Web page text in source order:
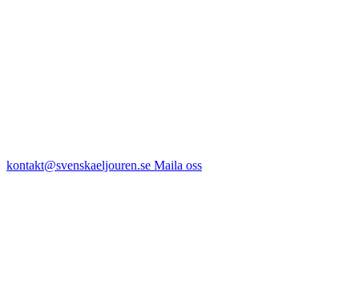
kontakt@svenskaeljouren.se Maila oss